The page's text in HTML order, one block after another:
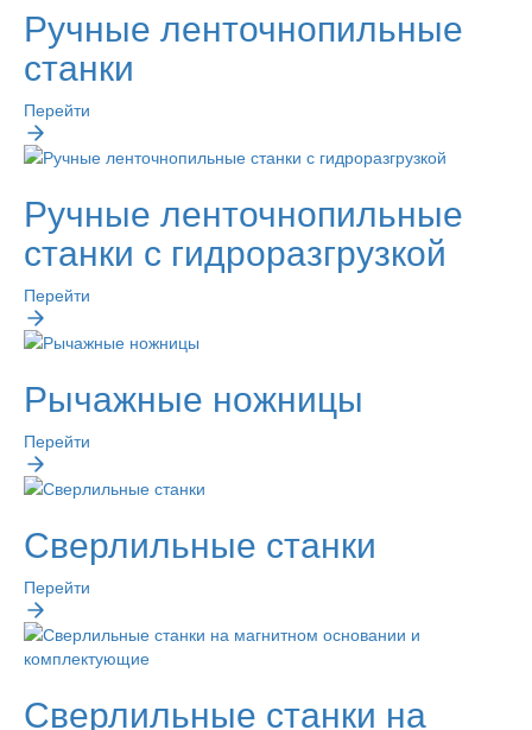
Ручные ленточнопильные
станки
Перейти
Ручные ленточнопильные
станки с гидроразгрузкой
Перейти
Рычажные ножницы
Перейти
Сверлильные станки
Перейти
Сверлильные станки на